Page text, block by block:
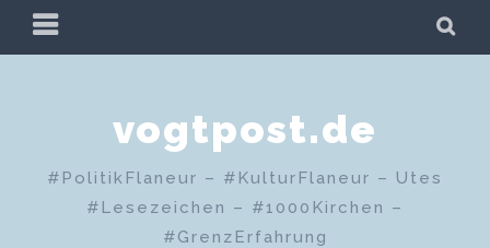
Zum
PRIMÄRES
MENÜ
vogtpost.de
#PolitikFlaneur – #KulturFlaneur – Utes
#Lesezeichen – #1000Kirchen –
#GrenzErfahrung